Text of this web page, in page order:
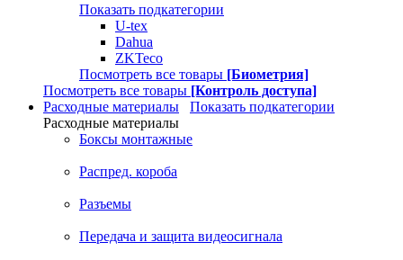
Показать подкатегории
U-tex
Dahua
ZKTeco
Посмотреть все товары [Биометрия]
Посмотреть все товары [Контроль доступа]
Расходные материалы
Показать подкатегории
Расходные материалы
Боксы монтажные
Распред. короба
Разъемы
Передача и защита видеосигнала